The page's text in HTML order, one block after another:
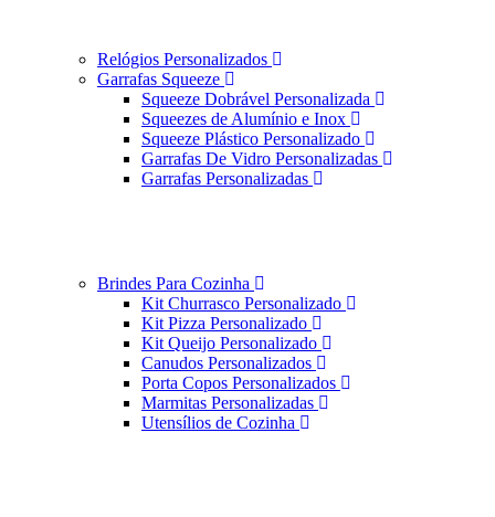
Relógios Personalizados
Garrafas Squeeze
Squeeze Dobrável Personalizada
Squeezes de Alumínio e Inox
Squeeze Plástico Personalizado
Garrafas De Vidro Personalizadas
Garrafas Personalizadas
Brindes Para Cozinha
Kit Churrasco Personalizado
Kit Pizza Personalizado
Kit Queijo Personalizado
Canudos Personalizados
Porta Copos Personalizados
Marmitas Personalizadas
Utensílios de Cozinha